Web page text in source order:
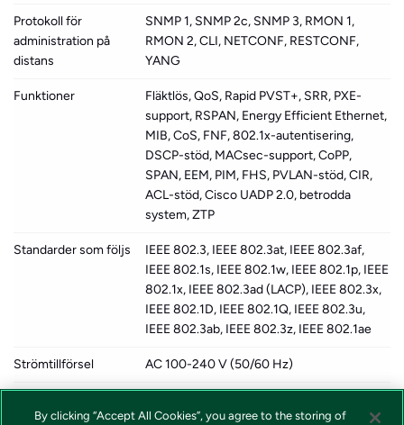
Protokoll för
administration på
distans
SNMP 1, SNMP 2c, SNMP 3, RMON 1,
RMON 2, CLI, NETCONF, RESTCONF,
YANG
Funktioner
Fläktlös, QoS, Rapid PVST+, SRR, PXE-
support, RSPAN, Energy Efficient Ethernet,
MIB, CoS, FNF, 802.1x-autentisering,
DSCP-stöd, MACsec-support, CoPP,
SPAN, EEM, PIM, FHS, PVLAN-stöd, CIR,
ACL-stöd, Cisco UADP 2.0, betrodda
system, ZTP
Standarder som följs
IEEE 802.3, IEEE 802.3at, IEEE 802.3af,
IEEE 802.1s, IEEE 802.1w, IEEE 802.1p, IEEE
802.1x, IEEE 802.3ad (LACP), IEEE 802.3x,
IEEE 802.1D, IEEE 802.1Q, IEEE 802.3u,
IEEE 802.3ab, IEEE 802.3z, IEEE 802.1ae
Strömtillförsel AC 100-240 V (50/60 Hz)
By clicking “Accept All Cookies”, you agree to the storing of